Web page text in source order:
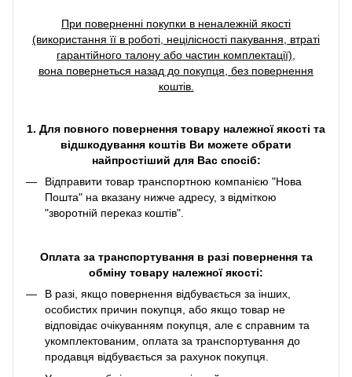
При поверненні покупки в неналежній якості
(використання її в роботі, нецілісності пакування, втраті
гарантійного талону або частин комплектації),
вона повернеться назад до покупця, без повернення
коштів.
1. Для повного повернення товару належної якості та
відшкодування коштів Ви можете обрати
найпростіший для Вас спосіб:
Відправити товар транспортною компанією "Нова
Пошта" на вказану нижче адресу, з відміткою
"зворотній переказ коштів".
Оплата за транспортування в разі повернення та
обміну товару належної якості:
В разі, якщо повернення відбувається за інших,
особистих причин покупця, або якщо товар не
відповідає очікуванням покупця, але є справним та
укомплектованим, оплата за транспортування до
продавця відбувається за рахунок покупця.